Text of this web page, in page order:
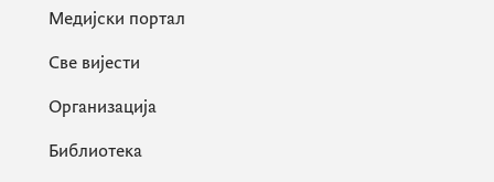
Медијски портал
Све вијести
Организација
Библиотека